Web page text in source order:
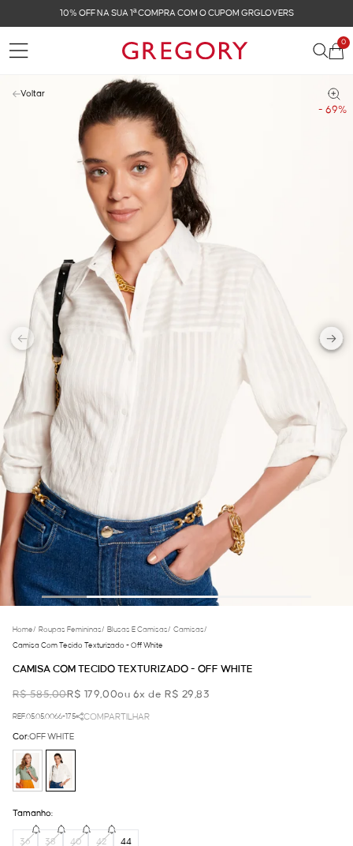
FRETE GRÁTIS NAS COMPRAS ACIMA DE
0
- 69%
Voltar
Home/ Roupas Femininas/ Blusas E Camisas/ Camisas/
Camisa Com Tecido Texturizado - Off White
CAMISA COM TECIDO TEXTURIZADO - OFF WHITE
R$ 585,00R$ 179,00ou 6x de R$ 29,83
REF.05.05.0066-175 COMPARTILHAR
Cor:OFF WHITE
Tamanho:
36 38 40 42 44